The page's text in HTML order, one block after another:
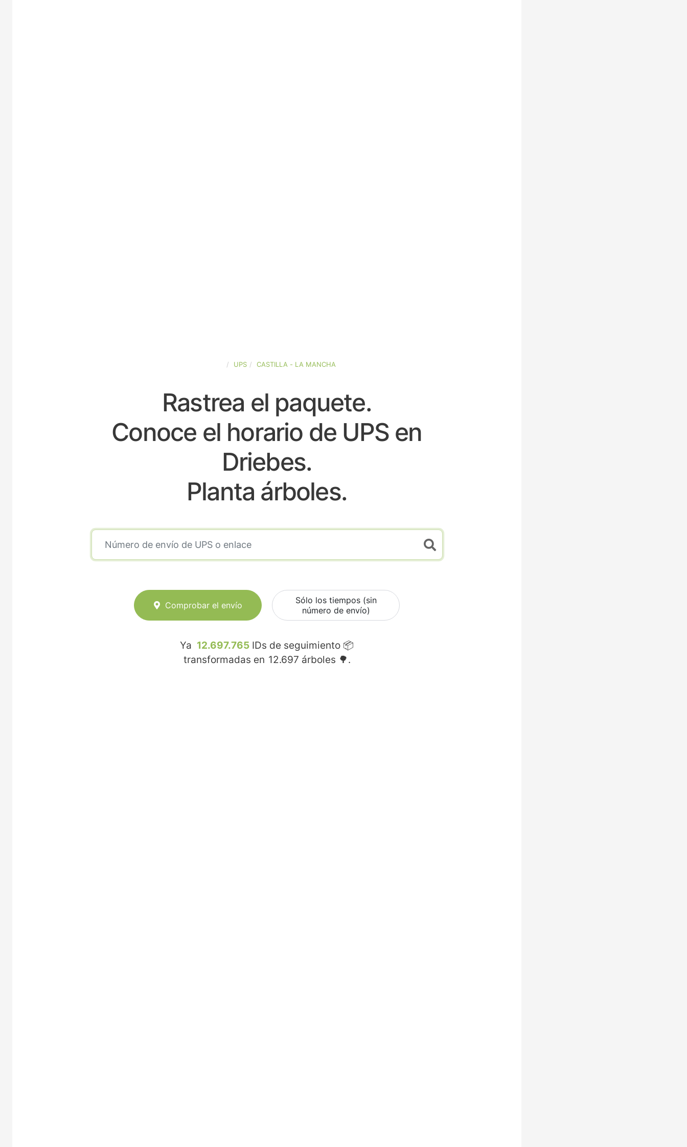
UPS CASTILLA - LA MANCHA
Rastrea el paquete.
Conoce el horario de UPS en
Driebes.
Planta árboles.
Comprobar el envío
Sólo los tiempos (sin
número de envío)
Ya 12.697.765 IDs de seguimiento 📦
transformadas en 12.697 árboles 🌳.